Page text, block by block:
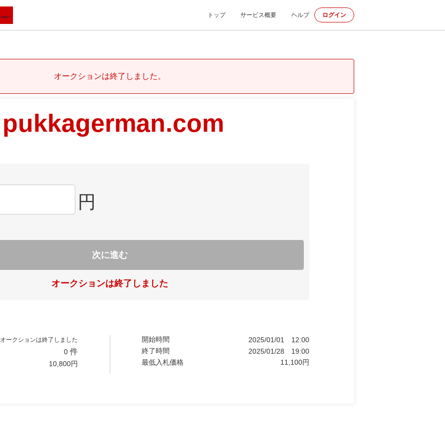
トップ サービス概要 ヘルプ ログイン
オークションは終了しました。
pukkagerman.com
円
次に進む
オークションは終了しました
オークションは終了しました
0 件
10,800円
開始時間 2025/01/01
12:00
終了時間
2025/01/28
19:00
最低入札価格
11,100円